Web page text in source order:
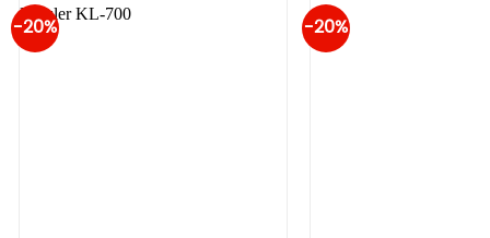
-20% -20%